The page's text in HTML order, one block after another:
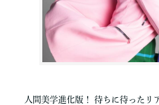
人間美学進化版！ 待ちに待ったリ